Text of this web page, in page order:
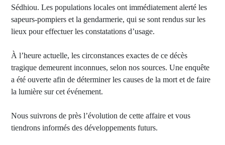
Sédhiou. Les populations locales ont immédiatement alerté les
sapeurs-pompiers et la gendarmerie, qui se sont rendus sur les
lieux pour effectuer les constatations d’usage.
À l’heure actuelle, les circonstances exactes de ce décès
tragique demeurent inconnues, selon nos sources. Une enquête
a été ouverte afin de déterminer les causes de la mort et de faire
la lumière sur cet événement.
Nous suivrons de près l’évolution de cette affaire et vous
tiendrons informés des développements futurs.